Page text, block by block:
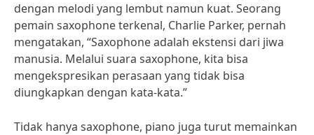
dengan melodi yang lembut namun kuat. Seorang
pemain saxophone terkenal, Charlie Parker, pernah
mengatakan, “Saxophone adalah ekstensi dari jiwa
manusia. Melalui suara saxophone, kita bisa
mengekspresikan perasaan yang tidak bisa
diungkapkan dengan kata-kata.”
Tidak hanya saxophone, piano juga turut memainkan